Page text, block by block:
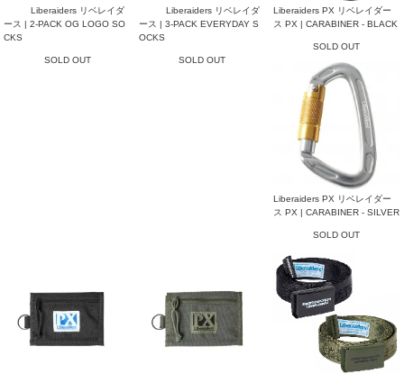
Liberaiders リベレイダ
ース | 2-PACK OG LOGO SO
CKS
SOLD OUT
Liberaiders リベレイダ
ース | 3-PACK EVERYDAY S
OCKS
SOLD OUT
Liberaiders PX リベレイダー
ス PX | CARABINER - BLACK
SOLD OUT
Liberaiders PX リベレイダー
ス PX | CARABINER - SILVER
SOLD OUT